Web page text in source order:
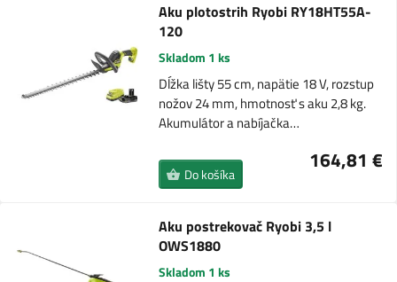
Aku plotostrih Ryobi RY18HT55A-
120
Skladom 1 ks
Dĺžka lišty 55 cm, napätie 18 V, rozstup
nožov 24 mm, hmotnosť s aku 2,8 kg.
Akumulátor a nabíjačka…
164,81 €
Do košíka
Aku postrekovač Ryobi 3,5 l
OWS1880
Skladom 1 ks